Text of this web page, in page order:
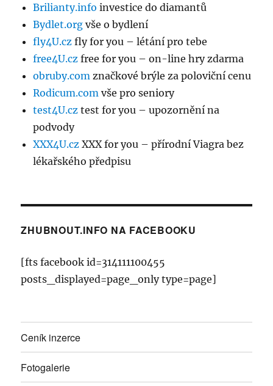
Brilianty.info investice do diamantů
Bydlet.org vše o bydlení
fly4U.cz fly for you – létání pro tebe
free4U.cz free for you – on-line hry zdarma
obruby.com značkové brýle za poloviční cenu
Rodicum.com vše pro seniory
test4U.cz test for you – upozornění na
podvody
XXX4U.cz XXX for you – přírodní Viagra bez
lékařského předpisu
ZHUBNOUT.INFO NA FACEBOOKU
[fts facebook id=314111100455
posts_displayed=page_only type=page]
Ceník inzerce
Fotogalerie